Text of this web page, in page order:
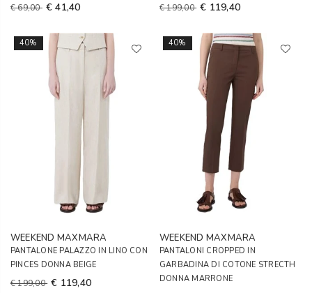
€ 69,00 € 41,40 € 199,00 € 119,40
40%
WEEKEND MAXMARA
PANTALONE PALAZZO IN LINO CON
PINCES DONNA BEIGE
€ 199,00 € 119,40
40%
WEEKEND MAXMARA
PANTALONI CROPPED IN
GARBADINA DI COTONE STRECTH
DONNA MARRONE